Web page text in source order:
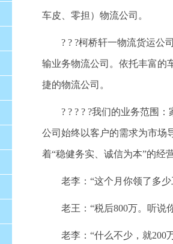
车皮、零担）物流公司。
? ? ?柯桥轩一物流货运公
输业务物流公司。依托丰富的
捷的物流公司。
? ? ? ? ?我们的业务范围
公司始终以客户的需求为市场
着“稳健务实、诚信为本”的经
老李：“这个月你领了多少
老王：“税后800万。听说
老李：“什么不少，就200